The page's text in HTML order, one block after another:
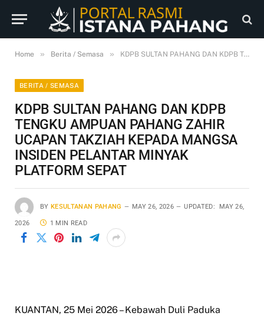
Home » Berita / Semasa » KDPB SULTAN PAHANG DAN KDPB TENGKU AMPUAN PAHANG ZAHIR UCAPAN TAKZIAH KEPADA MANGSA INSIDEN PELANTAR MINYAK PLATFORM SEPAT
BERITA / SEMASA
KDPB SULTAN PAHANG DAN KDPB
TENGKU AMPUAN PAHANG ZAHIR
UCAPAN TAKZIAH KEPADA MANGSA
INSIDEN PELANTAR MINYAK
PLATFORM SEPAT
BY KESULTANAN PAHANG MAY 26, 2026 UPDATED: MAY 26,
2026 1 MIN READ
KUANTAN, 25 Mei 2026 – Kebawah Duli Paduka